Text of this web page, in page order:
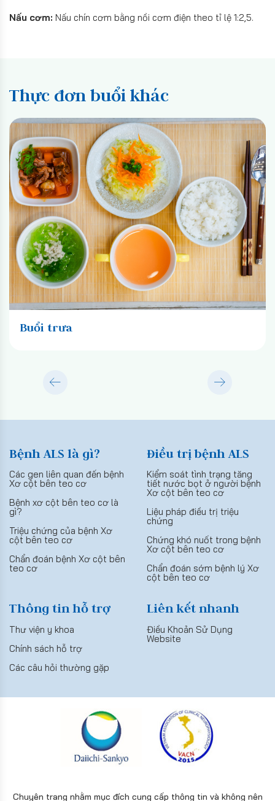
Nấu cơm: Nấu chín cơm bằng nồi cơm điện theo tỉ lệ 1:2,5.
Thực đơn buổi khác
Buổi trưa
Bệnh ALS là gì?
Các gen liên quan đến bệnh
Xơ cột bên teo cơ
Bệnh xơ cột bên teo cơ là
gì?
Triệu chứng của bệnh Xơ
cột bên teo cơ
Chẩn đoán bệnh Xơ cột bên
teo cơ
Điều trị bệnh ALS
Kiểm soát tình trạng tăng
tiết nước bọt ở người bệnh
Xơ cột bên teo cơ
Liệu pháp điều trị triệu
chứng
Chứng khó nuốt trong bệnh
Xơ cột bên teo cơ
Chẩn đoán sớm bệnh lý Xơ
cột bên teo cơ
Thông tin hỗ trợ
Thư viện y khoa
Chính sách hỗ trợ
Các câu hỏi thường gặp
Liên kết nhanh
Điều Khoản Sử Dụng
Website
Chuyên trang nhằm mục đích cung cấp thông tin và không nên